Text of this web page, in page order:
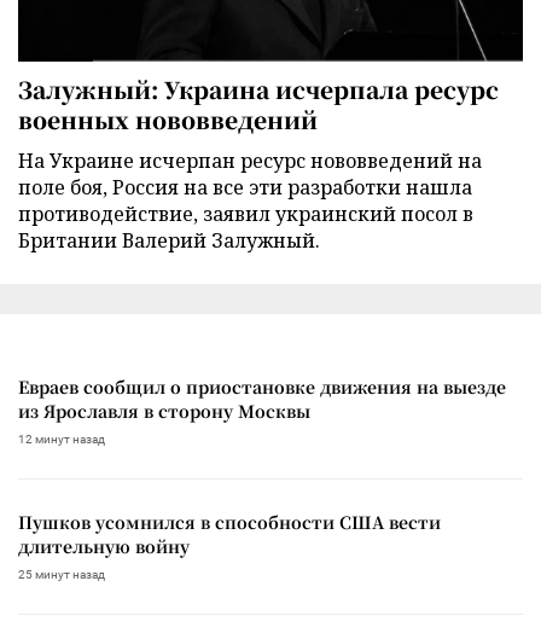
Залужный: Украина исчерпала ресурс
военных нововведений
На Украине исчерпан ресурс нововведений на
поле боя, Россия на все эти разработки нашла
противодействие, заявил украинский посол в
Британии Валерий Залужный.
Евраев сообщил о приостановке движения на выезде
из Ярославля в сторону Москвы
12 минут назад
Пушков усомнился в способности США вести
длительную войну
25 минут назад